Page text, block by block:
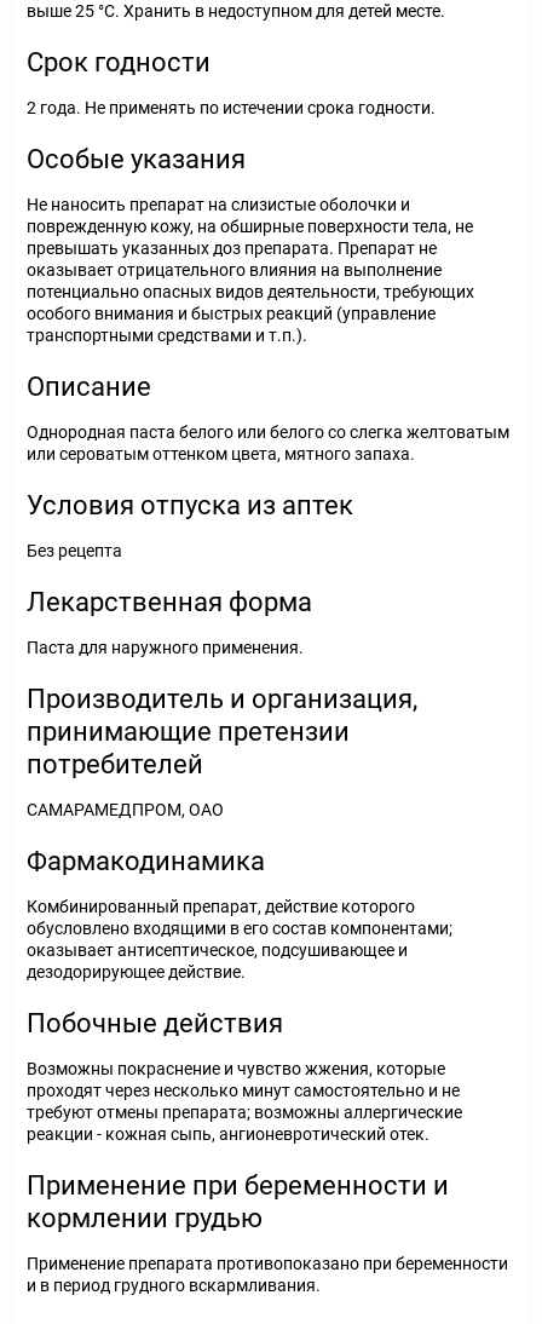
выше 25 °С. Хранить в недоступном для детей месте.
Срок годности
2 года. Не применять по истечении срока годности.
Особые указания
Не наносить препарат на слизистые оболочки и
поврежденную кожу, на обширные поверхности тела, не
превышать указанных доз препарата. Препарат не
оказывает отрицательного влияния на выполнение
потенциально опасных видов деятельности, требующих
особого внимания и быстрых реакций (управление
транспортными средствами и т.п.).
Описание
Однородная паста белого или белого со слегка желтоватым
или сероватым оттенком цвета, мятного запаха.
Условия отпуска из аптек
Без рецепта
Лекарственная форма
Паста для наружного применения.
Производитель и организация,
принимающие претензии
потребителей
САМАРАМЕДПРОМ, ОАО
Фармакодинамика
Комбинированный препарат, действие которого
обусловлено входящими в его состав компонентами;
оказывает антисептическое, подсушивающее и
дезодорирующее действие.
Побочные действия
Возможны покраснение и чувство жжения, которые
проходят через несколько минут самостоятельно и не
требуют отмены препарата; возможны аллергические
реакции - кожная сыпь, ангионевротический отек.
Применение при беременности и
кормлении грудью
Применение препарата противопоказано при беременности
и в период грудного вскармливания.